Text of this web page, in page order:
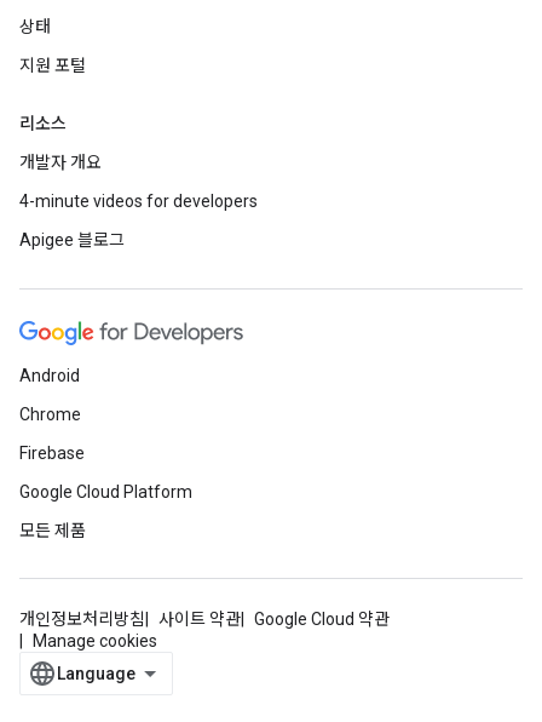
상태
지원 포털
리소스
개발자 개요
4-minute videos for developers
Apigee 블로그
Android
Chrome
Firebase
Google Cloud Platform
모든 제품
개인정보처리방침 사이트 약관
Google Cloud 약관
Manage cookies